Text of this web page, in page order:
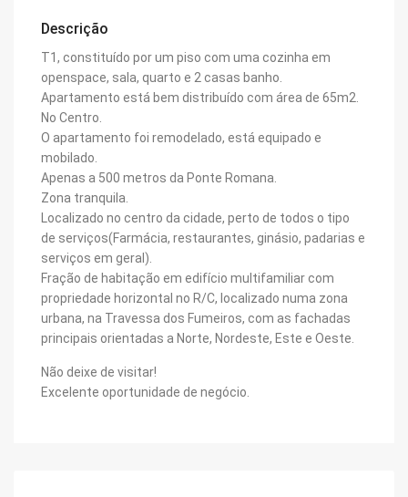
Descrição
T1, constituído por um piso com uma cozinha em
openspace, sala, quarto e 2 casas banho.
Apartamento está bem distribuído com área de 65m2.
No Centro.
O apartamento foi remodelado, está equipado e
mobilado.
Apenas a 500 metros da Ponte Romana.
Zona tranquila.
Localizado no centro da cidade, perto de todos o tipo
de serviços(Farmácia, restaurantes, ginásio, padarias e
serviços em geral).
Fração de habitação em edifício multifamiliar com
propriedade horizontal no R/C, localizado numa zona
urbana, na Travessa dos Fumeiros, com as fachadas
principais orientadas a Norte, Nordeste, Este e Oeste.
Não deixe de visitar!
Excelente oportunidade de negócio.